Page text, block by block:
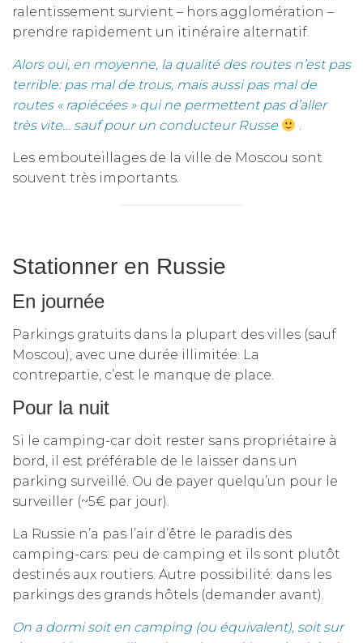
ralentissement survient – hors agglomération –
prendre rapidement un itinéraire alternatif.
Alors oui, en moyenne, la qualité des routes n’est pas
terrible: pas mal de trous, mais aussi pas mal de
routes « rapiécées » qui ne permettent pas d’aller
très vite… sauf pour un conducteur Russe
.
Les embouteillages de la ville de Moscou sont
souvent très importants.
Stationner en Russie
En journée
Parkings gratuits dans la plupart des villes (sauf
Moscou), avec une durée illimitée. La
contrepartie, c’est le manque de place.
Pour la nuit
Si le camping-car doit rester sans propriétaire à
bord, il est préférable de le laisser dans un
parking surveillé. Ou de payer quelqu’un pour le
surveiller (~5€ par jour).
La Russie n’a pas l’air d’être le paradis des
camping-cars: peu de camping et ils sont plutôt
destinés aux routiers. Autre possibilité: dans les
parkings des grands hôtels (demander avant).
On a dormi soit en camping (ou équivalent), soit sur